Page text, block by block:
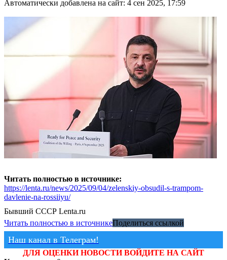
Автоматически добавлена на сайт: 4 сен 2025, 17:59
Читать полностью в источнике:
https://lenta.ru/news/2025/09/04/zelenskiy-obsudil-s-trampom-
davlenie-na-rossiiyu/
Бывший СССР Lenta.ru
Читать полностью в источникеПоделиться ссылкой
Наш канал в Телеграм!
ДЛЯ ОЦЕНКИ НОВОСТИ ВОЙДИТЕ НА САЙТ